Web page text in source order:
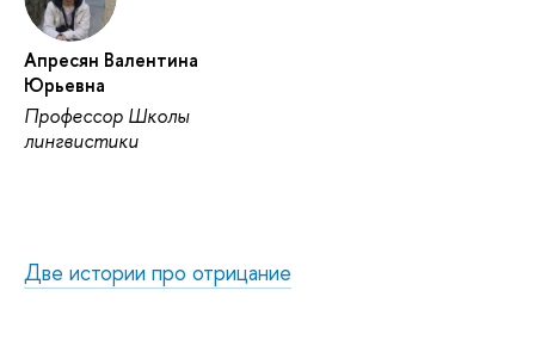
Апресян Валентина
Юрьевна
Профессор Школы
лингвистики
Две истории про отрицание